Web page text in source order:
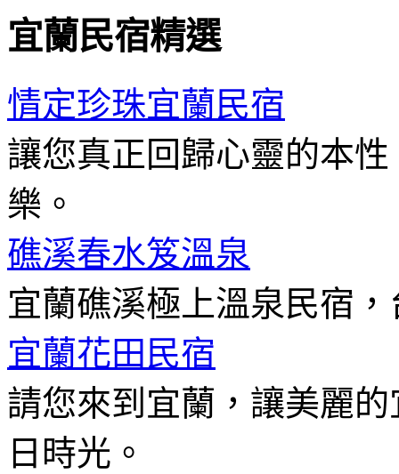
宜蘭民宿精選
情定珍珠宜蘭民宿
讓您真正回歸心靈的本
樂。
礁溪春水笈溫泉
宜蘭礁溪極上溫泉民宿
宜蘭花田民宿
請您來到宜蘭，讓美麗
日時光。